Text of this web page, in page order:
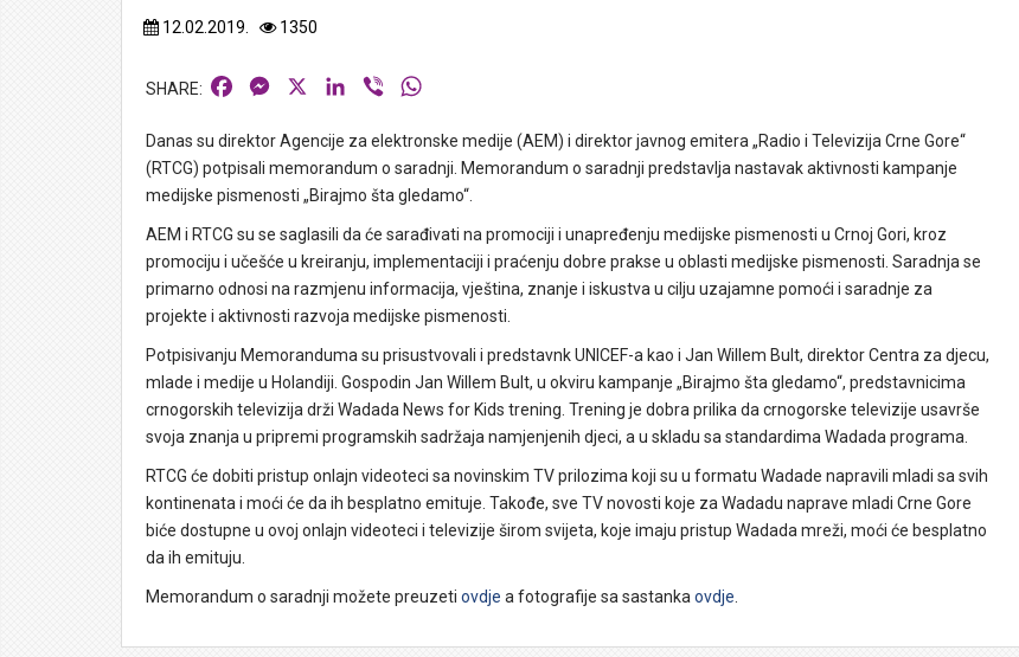
12.02.2019. 1350
FacebookMessengerLinkedIn
Viber
Danas su direktor Agencije za elektronske medije (AEM) i direktor javnog emitera „Radio i Televizija Crne Gore“
(RTCG) potpisali memorandum o saradnji. Memorandum o saradnji predstavlja nastavak aktivnosti kampanje
medijske pismenosti „Birajmo šta gledamo“.
AEM i RTCG su se saglasili da će sarađivati na promociji i unapređenju medijske pismenosti u Crnoj Gori, kroz
promociju i učešće u kreiranju, implementaciji i praćenju dobre prakse u oblasti medijske pismenosti. Saradnja se
primarno odnosi na razmjenu informacija, vještina, znanje i iskustva u cilju uzajamne pomoći i saradnje za
projekte i aktivnosti razvoja medijske pismenosti.
Potpisivanju Memoranduma su prisustvovali i predstavnk UNICEF-a kao i Jan Willem Bult, direktor Centra za djecu,
mlade i medije u Holandiji. Gospodin Jan Willem Bult, u okviru kampanje „Birajmo šta gledamo“, predstavnicima
crnogorskih televizija drži Wadada News for Kids trening. Trening je dobra prilika da crnogorske televizije usavrše
svoja znanja u pripremi programskih sadržaja namjenjenih djeci, a u skladu sa standardima Wadada programa.
RTCG će dobiti pristup onlajn videoteci sa novinskim TV prilozima koji su u formatu Wadade napravili mladi sa svih
kontinenata i moći će da ih besplatno emituje. Takođe, sve TV novosti koje za Wadadu naprave mladi Crne Gore
biće dostupne u ovoj onlajn videoteci i televizije širom svijeta, koje imaju pristup Wadada mreži, moći će besplatno
da ih emituju.
Memorandum o saradnji možete preuzeti ovdje a fotografije sa sastanka ovdje